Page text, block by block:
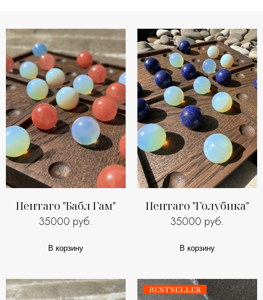
Пентаго "Бабл Гам"
35000 руб.
В корзину
Пентаго "Голубика"
35000 руб.
В корзину
BESTSELLER